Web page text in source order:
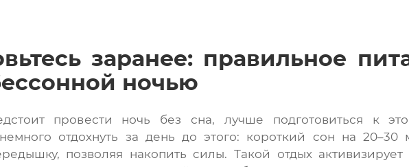
заранее: правильное
ночью
провести ночь без сна, лучше подготовиться к
отдохнуть за день до этого: короткий сон на 20–30
позволяя накопить силы. Такой отдых